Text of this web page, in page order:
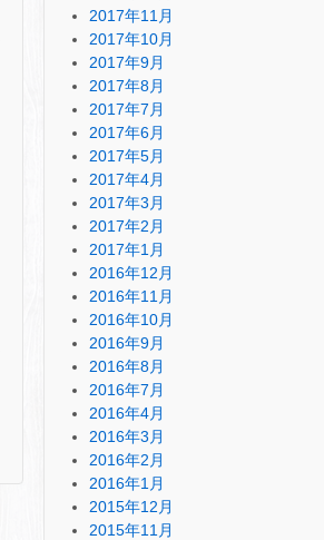
2017年11月
2017年10月
2017年9月
2017年8月
2017年7月
2017年6月
2017年5月
2017年4月
2017年3月
2017年2月
2017年1月
2016年12月
2016年11月
2016年10月
2016年9月
2016年8月
2016年7月
2016年4月
2016年3月
2016年2月
2016年1月
2015年12月
2015年11月